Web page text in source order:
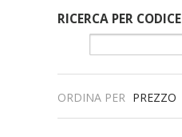
RICERCA PER CODICE
ORDINA PER PREZZO